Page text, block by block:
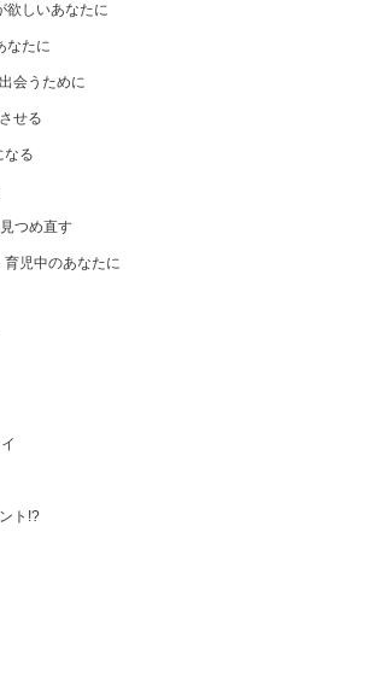
しいあなたに
なたに
会うために
せる
る
つめ直す
児中のあなたに
ト!?